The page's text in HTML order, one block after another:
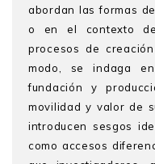
abordan las formas
o en el contexto de
procesos de
modo, se indaga
fundación y
movilidad y valor de
introducen sesgos
como accesos